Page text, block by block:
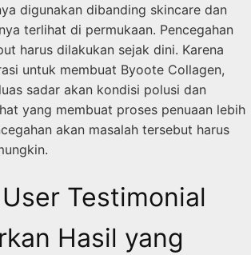
digunakan dibanding skincare dan
terlihat di permukaan. Pencegahan
harus dilakukan sejak dini. Karena
untuk membuat Byoote Collagen,
sadar akan kondisi polusi dan
yang membuat proses penuaan lebih
akan masalah tersebut harus
User Testimonial
Hasil yang